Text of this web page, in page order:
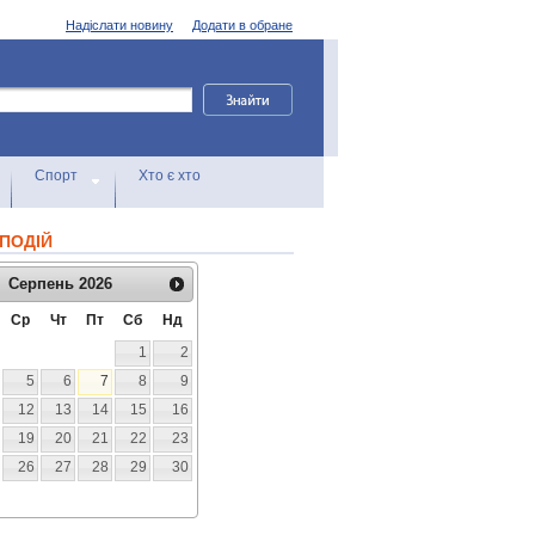
Додати в обране
Надіслати новину
Спорт Хто є хто
Серпень 2026
Ср Чт Пт Сб
Нд
1
2
5 6 7 8
9
12 13 14 15
16
19 20 21 22
23
26 27 28 29
30